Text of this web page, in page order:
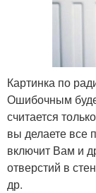
Картинка по
Ошибочным
считается
вы делаете все
включит Вам и
отверстий в
др.